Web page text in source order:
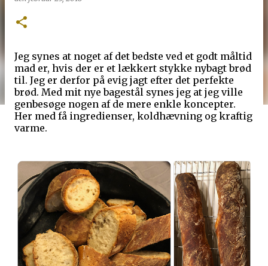
Jeg synes at noget af det bedste ved et godt måltid
mad er, hvis der er et lækkert stykke nybagt brød
til. Jeg er derfor på evig jagt efter det perfekte
brød. Med mit nye bagestål synes jeg at jeg ville
genbesøge nogen af de mere enkle koncepter.
Her med få ingredienser, koldhævning og kraftig
varme.